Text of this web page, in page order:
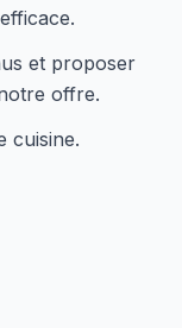
et proposer
offre.
cuisine.